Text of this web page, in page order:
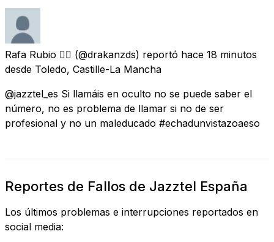
Rafa Rubio 👨‍⚕️ (@drakanzds) reportó hace 18 minutos
desde Toledo, Castille-La Mancha
@jazztel_es Si llamáis en oculto no se puede saber el
número, no es problema de llamar si no de ser
profesional y no un maleducado #echadunvistazoaeso
Reportes de Fallos de Jazztel España
Los últimos problemas e interrupciones reportados en
social media: